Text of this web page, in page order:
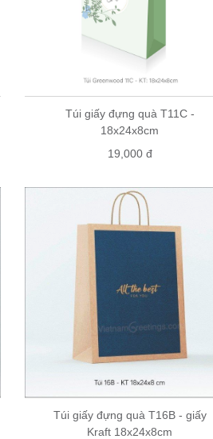
Túi giấy đựng quà T11C -
18x24x8cm
19,000 đ
Túi giấy đựng quà T16B - giấy
Kraft 18x24x8cm